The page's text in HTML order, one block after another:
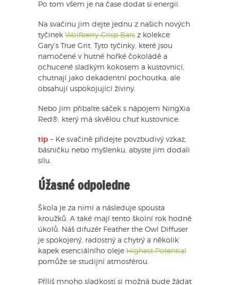
Po tom všem je na čase dodat si energii.
Na svačinu jim dejte jednu z našich nových
tyčinek Wolfberry Crisp Bars z kolekce
Gary’s True Grit. Tyto tyčinky, které jsou
namočené v hutné hořké čokoládě a
ochucené sladkým kokosem a kustovnicí,
chutnají jako dekadentní pochoutka, ale
obsahují uspokojující živiny.
Nebo jim přibalte sáček s nápojem NingXia
Red®, který má skvělou chuť kustovnice.
tip – Ke svačině přidejte povzbudivý vzkaz,
básničku nebo myšlenku, abyste jim dodali
sílu.
Úžasné odpoledne
Škola je za nimi a následuje spousta
kroužků. A také mají tento školní rok hodně
úkolů. Náš difuzér Feather the Owl Diffuser
je spokojený, radostný a chytrý a několik
kapek esenciálního oleje Highest Potential
pomůže se studijní atmosférou.
Příliš mnoho sladkostí si možná bude žádat